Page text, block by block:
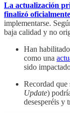
La actualización
finalizó
implementarse.
baja calidad y no
Han habilitado
como una
sido
Recordad
Update)
desesperéis y